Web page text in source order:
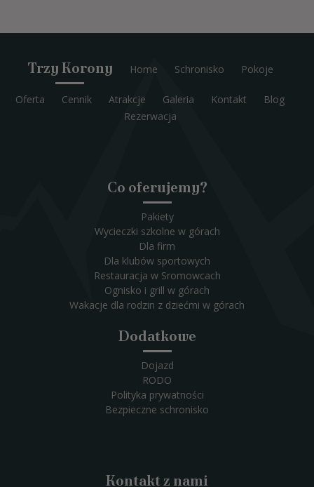
Trzy Korony Home Schronisko Pokoje
Oferta Cennik Atrakcje Galeria Kontakt
Blog
Rezerwacja
Co oferujemy?
Pakiety
Wycieczki szkolne w górach
Dla firm
Dla klubów sportowych
Restauracja w Sromowcach
Ognisko i grill w górach
Wakacje dla rodzin z dziećmi w górach
Dodatkowe
Dojazd
RODO
Polityka prywatności
Bezpieczne schronisko
Kontakt z nami